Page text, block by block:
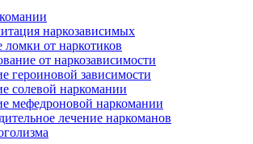
наркозависимых
ломки от наркотиков
от наркозависимости
героиновой зависимости
солевой наркомании
мефедроновой наркомании
лечение наркоманов